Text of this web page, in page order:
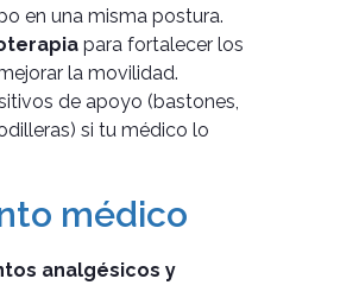
en una misma postura.
para fortalecer los
la movilidad.
de apoyo (bastones,
si tu médico lo
médico
analgésicos y